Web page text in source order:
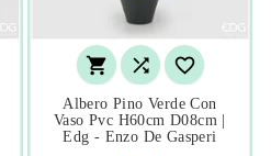
  
Albero Pino Verde Con
Vaso Pvc H60cm D08cm |
Edg - Enzo De Gasperi